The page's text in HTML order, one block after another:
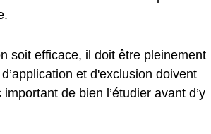
soit efficace, il doit être pleinement
et d'exclusion doivent
de bien l’étudier avant d’y